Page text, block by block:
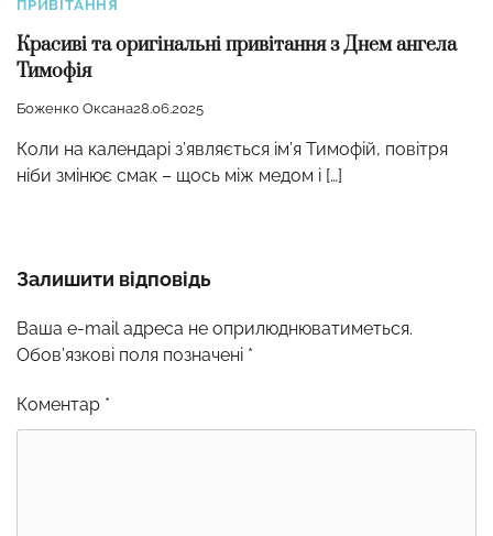
ПРИВІТАННЯ
Красиві та оригінальні привітання з Днем ангела
Тимофія
Боженко Оксана28.06.2025
Коли на календарі з’являється ім’я Тимофій, повітря
ніби змінює смак – щось між медом і […]
Залишити відповідь
Ваша e-mail адреса не оприлюднюватиметься.
Обов’язкові поля позначені *
Коментар *